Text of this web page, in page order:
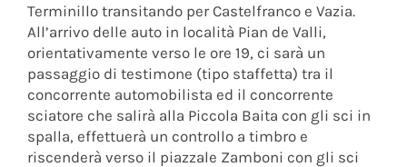
Terminillo transitando per Castelfranco e Vazia.
All’arrivo delle auto in località Pian de Valli,
orientativamente verso le ore 19, ci sarà un
passaggio di testimone (tipo staffetta) tra il
concorrente automobilista ed il concorrente
sciatore che salirà alla Piccola Baita con gli sci in
spalla, effettuerà un controllo a timbro e
riscenderà verso il piazzale Zamboni con gli sci